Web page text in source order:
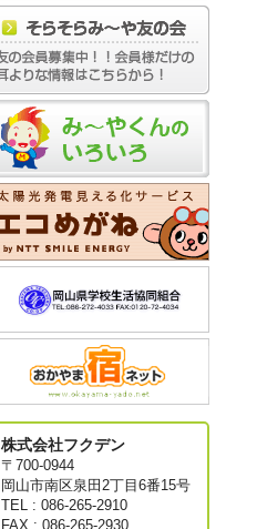
株式会社フクデン
〒700-0944
岡山市南区泉田2丁目6番15号
TEL : 086-265-2910
FAX : 086-265-2930